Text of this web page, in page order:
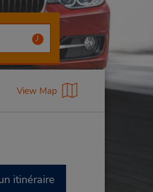
View Map
itinéraire